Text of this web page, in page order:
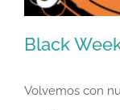
Black
Volvemos con